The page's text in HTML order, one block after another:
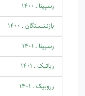
رسپینا ـ 1400
بازنشستگان ـ 1400
رسپینا ـ 1401
رباتیک ـ 1401
رروبیک ـ 1401